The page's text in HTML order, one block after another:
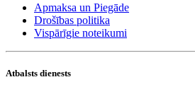
Apmaksa un Piegāde
Drošības politika
Vispārīgie noteikumi
Atbalsts dienests